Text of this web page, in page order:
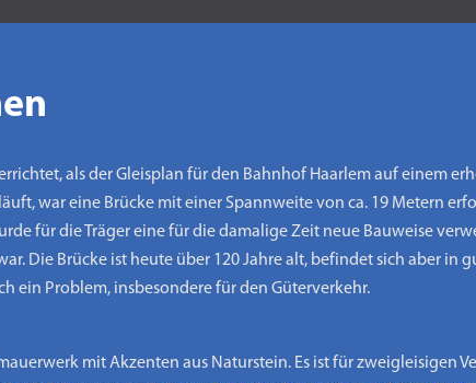
als der Gleisplan für den Bahnhof Haarlem auf einem
war eine Brücke mit einer Spannweite von ca. 19 Metern
für die Träger eine für die damalige Zeit neue Bauweise
Die Brücke ist heute über 120 Jahre alt, befindet sich aber in
ein Problem, insbesondere für den Güterverkehr.
mit Akzenten aus Naturstein. Es ist für zweigleisigen